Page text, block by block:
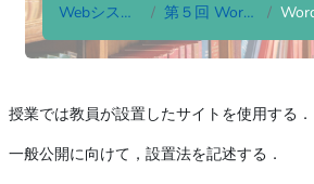
Webシステム論 第５回 Wordpress
授業では教員が設置したサイトを使用する．
一般公開に向けて，設置法を記述する．